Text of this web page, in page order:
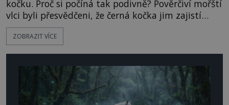
kočku. Proč si počíná tak podivně? Pověrčiví mořští
vlci byli přesvědčeni, že černá kočka jim zajistí
ženinu věrnost. Majitelka takového zvířete totiž
prý neměla poznat lásku. Těžko říci, jestli tento
Mnohem známější jsou ovšem jiná a podstatně
zlověstnější
ZOBRAZIT VÍCE